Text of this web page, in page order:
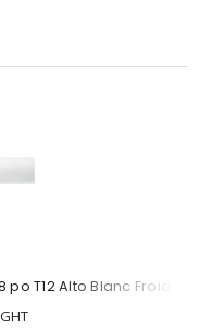
T12 Alto Blanc Froid